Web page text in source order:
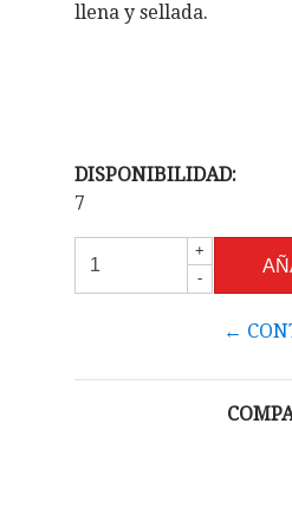
llena y sellada.
DISPONIBILIDAD:
7
+
-
←